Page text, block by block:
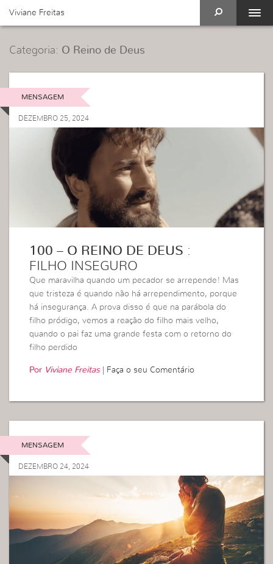
Viviane Freitas
Categoria: O Reino de Deus
MENSAGEM
DEZEMBRO 25, 2024
100 – O REINO DE DEUS :
FILHO INSEGURO
Que maravilha quando um pecador se arrepende! Mas
que tristeza é quando não há arrependimento, porque
há insegurança. A prova disso é que na parábola do
filho pródigo, vemos a reação do filho mais velho,
quando o pai faz uma grande festa com o retorno do
filho perdido
Por Viviane Freitas| Faça o seu Comentário
MENSAGEM
DEZEMBRO 24, 2024